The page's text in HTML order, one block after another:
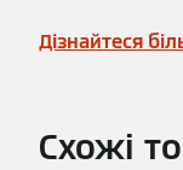
Дізнайтеся
Схожі